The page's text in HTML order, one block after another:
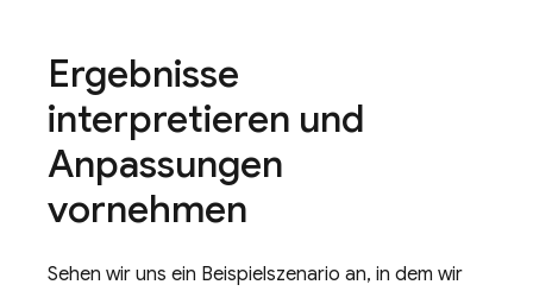
Ergebnisse
interpretieren und
Anpassungen
vornehmen
Sehen wir uns ein Beispielszenario an, in dem wir